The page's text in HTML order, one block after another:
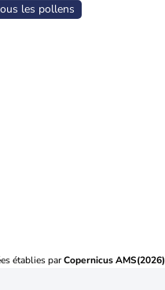
les pollens
établies parCopernicus AMS(2026)